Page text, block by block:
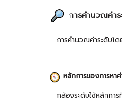
การคำนวณค่า
การคำนวณค่าระดับโ
หลักการของการหา
กล้องระดับใช้หลักกา